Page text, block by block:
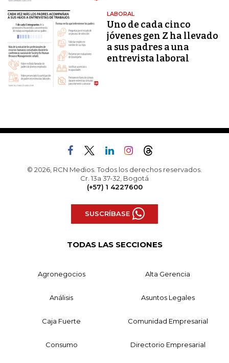
LABORAL
Uno de cada cinco
jóvenes gen Z ha llevado
a sus padres a una
entrevista laboral
© 2026, RCN Medios. Todos los derechos reservados.
Cr. 13a 37-32, Bogotá
(+57) 1 4227600
SUSCRÍBASE
TODAS LAS SECCIONES
Agronegocios Alta Gerencia
Análisis Asuntos Legales
Caja Fuerte Comunidad Empresarial
Consumo Directorio Empresarial